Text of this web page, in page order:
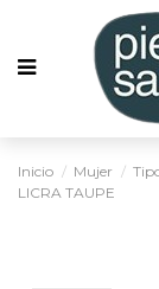
Inicio Mujer
LICRA TAUPE